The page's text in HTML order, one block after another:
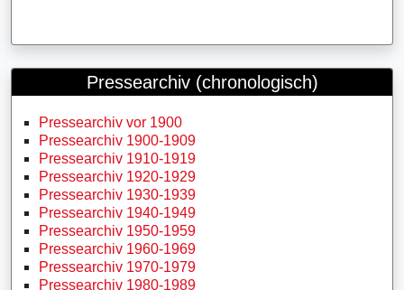
Pressearchiv (chronologisch)
Pressearchiv vor 1900
Pressearchiv 1900-1909
Pressearchiv 1910-1919
Pressearchiv 1920-1929
Pressearchiv 1930-1939
Pressearchiv 1940-1949
Pressearchiv 1950-1959
Pressearchiv 1960-1969
Pressearchiv 1970-1979
Pressearchiv 1980-1989